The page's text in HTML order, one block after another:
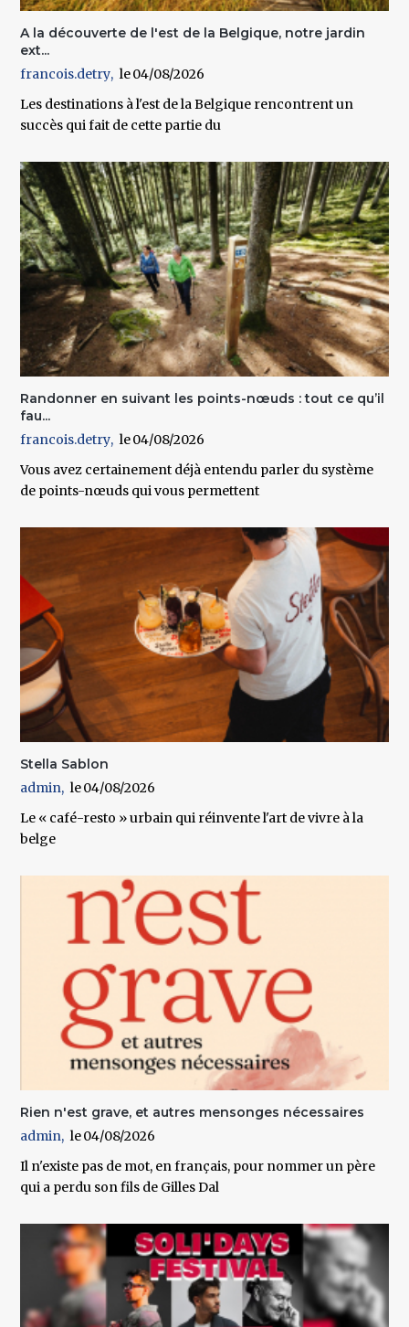
A la découverte de l'est de la Belgique, notre jardin
ext...
francois.detry
04/08/2026
Les destinations à l'est de la Belgique rencontrent un
succès qui fait de cette partie du
Randonner en suivant les points-nœuds : tout ce qu’il
fau...
francois.detry
04/08/2026
Vous avez certainement déjà entendu parler du système
de points-nœuds qui vous permettent
Stella Sablon
admin
04/08/2026
Le « café-resto » urbain qui réinvente l'art de vivre à la
belge
Rien n'est grave, et autres mensonges nécessaires
admin
04/08/2026
Il n'existe pas de mot, en français, pour nommer un père
qui a perdu son fils de Gilles Dal